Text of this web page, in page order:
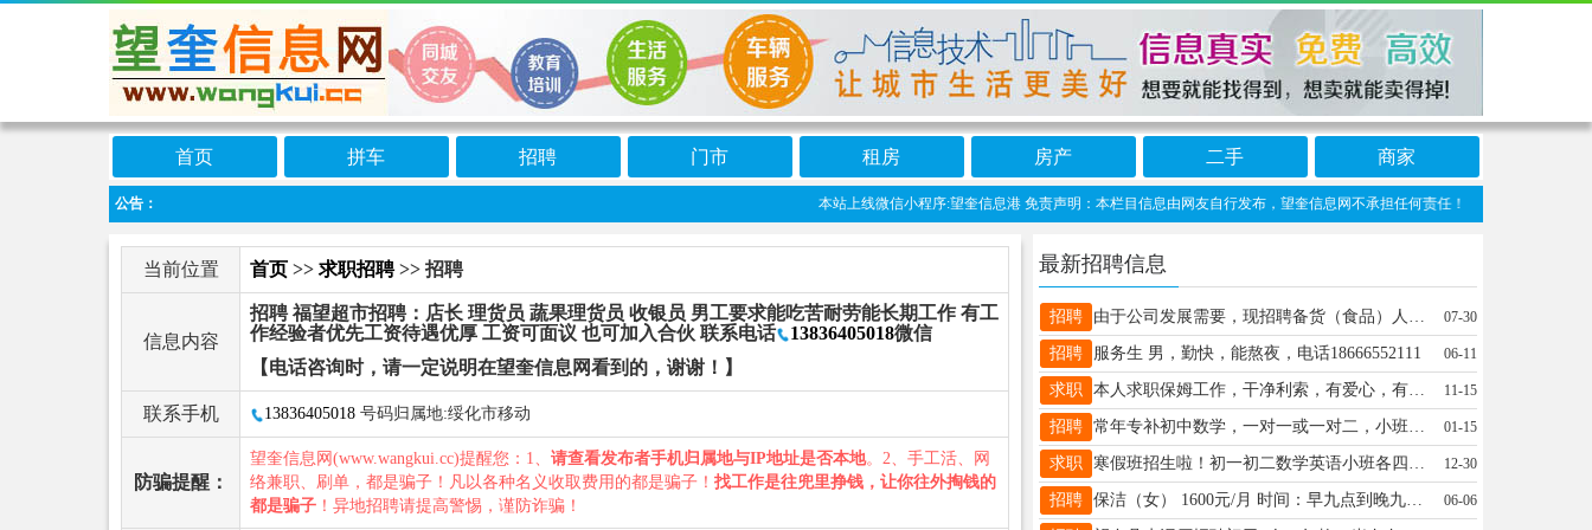
首页 拼车 招聘 门市 租房 房产 二手 商家
公告： 本站上线微信小程序:望奎信息港 免责声明：本栏目信息由网友自行发布，望奎信息网不承担任何责任！提高警惕，谨防诈骗
当前位置 首页 >> 求职招聘>> 招聘
信息内容
招聘 福望超市招聘：店长 理货员 蔬果理货员 收银员 男工要求能吃苦耐劳能长期工作 有工
作经验者优先工资待遇优厚 工资可面议 也可加入合伙 联系电话
13836405018微信
【电话咨询时，请一定说明在望奎信息网看到的，谢谢！】
联系手机 13836405018 号码归属地:绥化市移动
防骗提醒：
望奎信息网(www.wangkui.cc)提醒您：1、 请查看发布者手机归属地与IP地址是否本地。2、手工活、网
络兼职、刷单，都是骗子！凡以各种名义收取费用的都是骗子！ 找工作是往兜里挣钱，让你往外掏钱的
都是骗子 ！异地招聘请提高警惕，谨防诈骗！
最新招聘信息
招聘 由于公司发展需要，现招聘备货（食品）人员一名。女，28岁-46岁之间，工资+满勤，每月带薪假两天，中午供一顿饭，有经验者优先！18944551177 07-30
招聘 服务生 男，勤快，能熬夜，电话18666552111 06-11
求职 本人求职保姆工作，干净利索，有爱心，有责任心，十年保姆经验，有需要的☎️18045548662 11-15
招聘 常年专补初中数学，一对一或一对二，小班四名。本人亲自带，价格优惠。本人有十多年教学辅导经验，带过多届初四毕业班学生，有想提升数学成绩的同学请联系我18645558627 招收初三物理两名 01-15
求职 寒假班招生啦！初一初二数学英语小班各四名，初三初四数理化英小班各四名，寒假作业辅导五名。招收想提分没方法的孩子。所有科目本人代，随时试课18746568796 12-30
招聘 保洁（女） 1600元/月 时间：早九点到晚九点 上一天休一天 电话：16616079212 06-06